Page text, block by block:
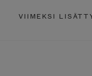
VIIMEKSI LISÄTTY